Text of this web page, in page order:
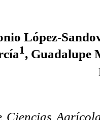
López-
1, Guadalupe
Ciencias